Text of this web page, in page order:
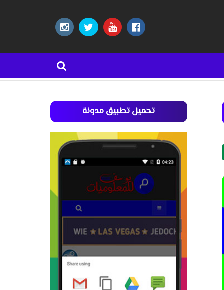
تحميل تطبيق مدونة